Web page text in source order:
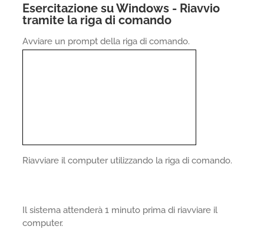
Esercitazione su Windows - Riavvio
tramite la riga di comando
Avviare un prompt della riga di comando.
Riavviare il computer utilizzando la riga di comando.
Il sistema attenderà 1 minuto prima di riavviare il
computer.